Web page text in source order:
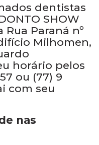
dentistas
SHOW
Paraná nº
Milhomen,
horário pelos
ou (77) 9
com seu
nas